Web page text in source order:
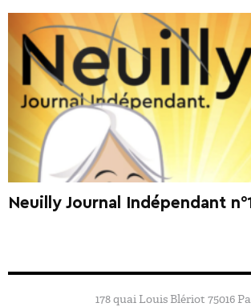
Neuilly Journal Indépendant
178 quai Louis Blériot 75016